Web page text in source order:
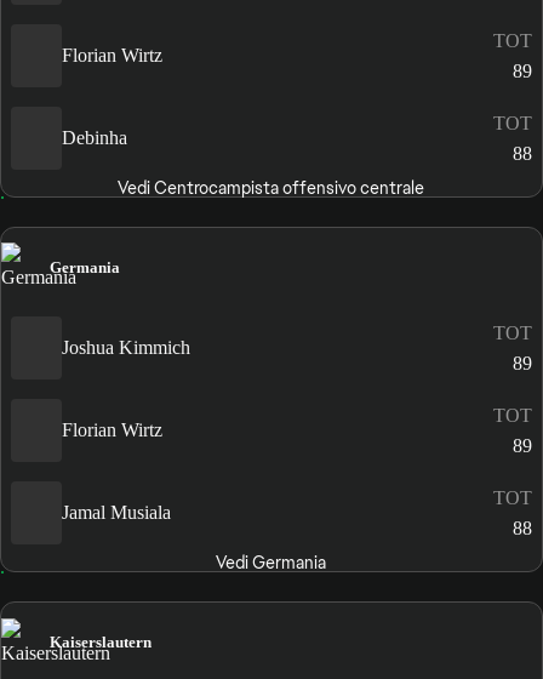
Florian Wirtz
TOT
89
Debinha
TOT
88
Vedi Centrocampista offensivo centrale
Germania
Joshua Kimmich
TOT
89
Florian Wirtz
TOT
89
Jamal Musiala
TOT
88
Vedi Germania
Kaiserslautern